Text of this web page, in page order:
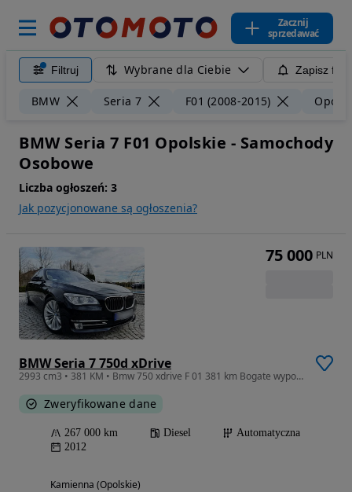
Zacznij
sprzedawać
Filtruj Wybrane dla Ciebie Zapisz
BMW Seria 7 F01 (2008-2015)
BMW Seria 7 F01 Opolskie - Samochody
Osobowe
Liczba ogłoszeń: 3
Jak pozycjonowane są ogłoszenia?
BMW Seria 7 750d xDrive
2993 cm3 • 381 KM • Bmw 750 xdrive F 01 381 km Bogate wyposażenie
Zweryfikowane dane
267 000 km Diesel
Automatyczna
2012
Kamienna (Opolskie)
75 000 PLN